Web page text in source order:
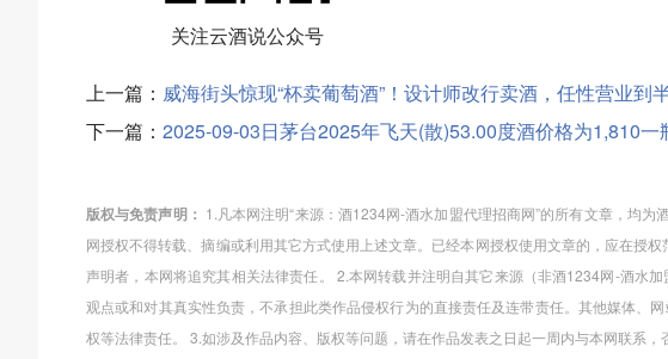
关注云酒说公众号
上一篇： 威海街头惊现“杯卖葡萄酒”！设计师改行卖酒，任性营业到
下一篇： 2025-09-03日茅台2025年飞天(散)53.00度酒价格为1,810一
版权与免责声明： 1.凡本网注明“来源：酒1234网-酒水加盟代理招商网”的所有文章，均
网授权不得转载、摘编或利用其它方式使用上述文章。已经本网授权使用文章的，应在授
声明者，本网将追究其相关法律责任。 2.本网转载并注明自其它来源（非酒1234网-酒水
观点或和对其真实性负责，不承担此类作品侵权行为的直接责任及连带责任。其他媒体、
权等法律责任。 3.如涉及作品内容、版权等问题，请在作品发表之日起一周内与本网联系，